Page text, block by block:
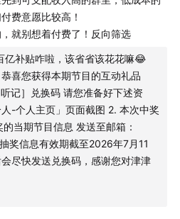
费意愿比较高！
就别想着付费了！反向筛选
亿补贴咋啦，该省省该花花嘛😂
恭喜您获得本期节目的互动礼品
记］兑换码 请您准备好下述资
-个人主页」页面截图 2. 本次中奖
当期节目信息 发送至邮箱：
奖信息有效期截至2026年7月11
尽快发送兑换码，感谢您对津津